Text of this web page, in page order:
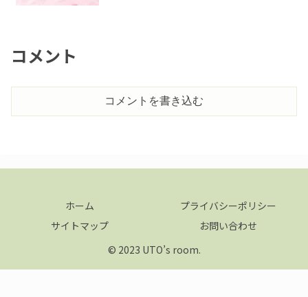
コメント
コメントを書き込む
ホーム
プライバシーポリシー
サイトマップ
お問い合わせ
© 2023 UTO’s room.